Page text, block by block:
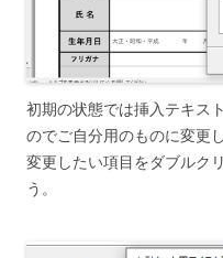
初期の状態では挿入テキス
のでご自分用のものに変更し
変更したい項目をダブルク
う。